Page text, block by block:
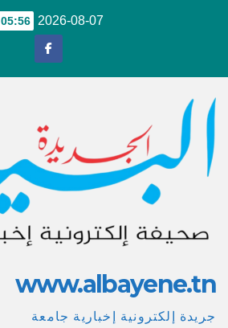
2026-08-07
05:56
www.albayene.tn
جريدة إلكترونية إخبارية جامعة